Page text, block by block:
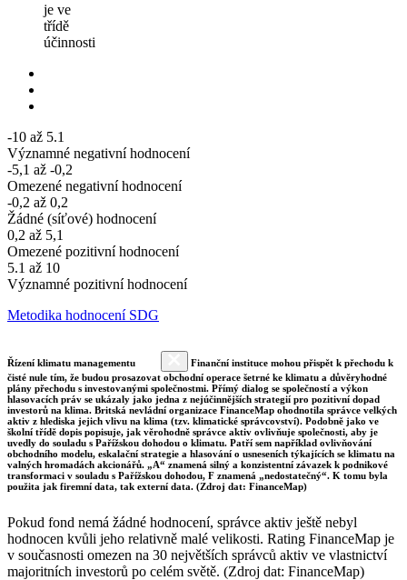
je ve
třídě
účinnosti
-10 až 5.1
Významné negativní hodnocení
-5,1 až -0,2
Omezené negativní hodnocení
-0,2 až 0,2
Žádné (síťové) hodnocení
0,2 až 5,1
Omezené pozitivní hodnocení
5.1 až 10
Významné pozitivní hodnocení
Metodika hodnocení SDG
Řízení klimatu managementu
Finanční instituce mohou přispět k přechodu k
čisté nule tím, že budou prosazovat obchodní operace šetrné ke klimatu a důvěryhodné
plány přechodu s investovanými společnostmi. Přímý dialog se společností a výkon
hlasovacích práv se ukázaly jako jedna z nejúčinnějších strategií pro pozitivní dopad
investorů na klima. Britská nevládní organizace FinanceMap ohodnotila správce velkých
aktiv z hlediska jejich vlivu na klima (tzv. klimatické správcovství). Podobně jako ve
školní třídě dopis popisuje, jak věrohodně správce aktiv ovlivňuje společnosti, aby je
uvedly do souladu s Pařížskou dohodou o klimatu. Patří sem například ovlivňování
obchodního modelu, eskalační strategie a hlasování o usneseních týkajících se klimatu na
valných hromadách akcionářů. „A“ znamená silný a konzistentní závazek k podnikové
transformaci v souladu s Pařížskou dohodou, F znamená „nedostatečný“. K tomu byla
použita jak firemní data, tak externí data. (Zdroj dat: FinanceMap)
Pokud fond nemá žádné hodnocení, správce aktiv ještě nebyl
hodnocen kvůli jeho relativně malé velikosti. Rating FinanceMap je
v současnosti omezen na 30 největších správců aktiv ve vlastnictví
majoritních investorů po celém světě. (Zdroj dat: FinanceMap)